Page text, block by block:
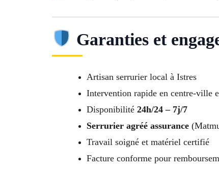
Garanties et
Artisan serrurier local à Istres
Intervention rapide en centre-ville
Disponibilité 24h/24 – 7j/7
Serrurier agréé assurance
Travail soigné et matériel certifié
Facture conforme pour